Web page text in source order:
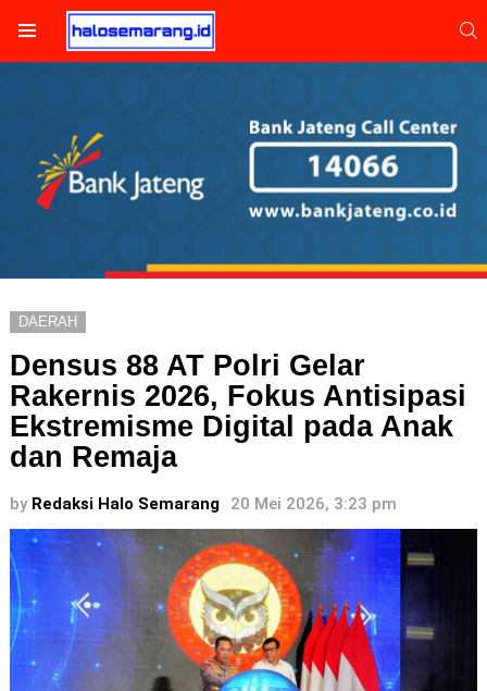
DAERAH
Densus 88 AT Polri Gelar
Rakernis 2026, Fokus Antisipasi
Ekstremisme Digital pada Anak
dan Remaja
by Redaksi Halo Semarang 20 Mei 2026, 3:23 pm